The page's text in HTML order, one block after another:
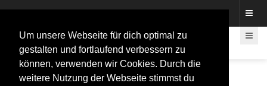
Um unsere Webseite für dich optimal zu
gestalten und fortlaufend verbessern zu
können, verwenden wir Cookies. Durch die
weitere Nutzung der Webseite stimmst du
Bild melden